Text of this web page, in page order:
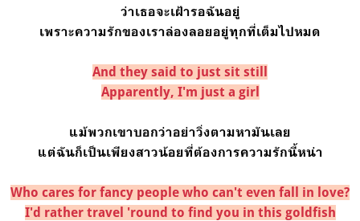
ว่าเธอจะเฝ้ารอฉันอยู่
เพราะความรักของเราล่องลอยอยู่ทุกที่เต็มไปหมด
And they said to just sit still
Apparently, I'm just a girl
แม้พวกเขาบอกว่าอย่าวิ่งตามหามันเลย
แต่ฉันก็เป็นเพียงสาวน้อยที่ต้องการความรักนี้หน่า
Who cares for fancy people who can't even fall in love?
I'd rather travel 'round to find you in this goldfish